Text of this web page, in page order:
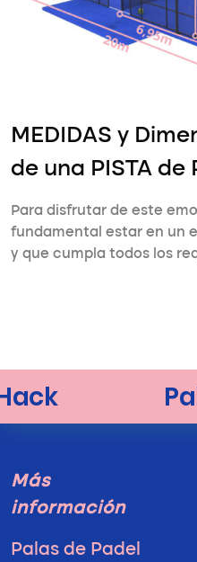
MEDIDAS y
de una PISTA de
Para disfrutar de este
fundamental estar en un
y que cumpla todos los
Más
información
Palas de Padel